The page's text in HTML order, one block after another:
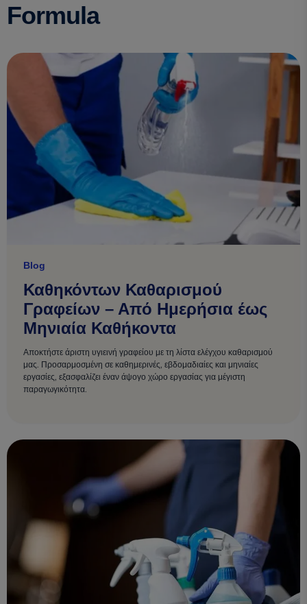
Formula
Blog
Καθηκόντων Καθαρισμού
Γραφείων – Από Ημερήσια έως
Μηνιαία Καθήκοντα
Αποκτήστε άριστη υγιεινή γραφείου με τη λίστα ελέγχου καθαρισμού
μας. Προσαρμοσμένη σε καθημερινές, εβδομαδιαίες και μηνιαίες
εργασίες, εξασφαλίζει έναν άψογο χώρο εργασίας για μέγιστη
παραγωγικότητα.